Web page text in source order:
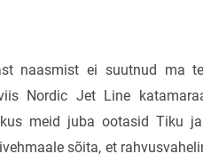
naasmist ei suutnud ma
Nordic Jet Line
meid juba ootasid Tiku
sõita, et